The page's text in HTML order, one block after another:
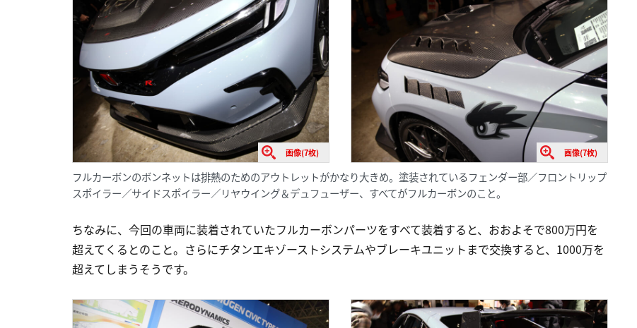
画像(7枚) 画像(7枚)
フルカーボンのボンネットは排熱のためのアウトレットがかなり大きめ。塗装されているフェンダー部／フロントリップ
スポイラー／サイドスポイラー／リヤウイング＆デュフューザー、すべてがフルカーボンのこと。
ちなみに、今回の車両に装着されていたフルカーボンパーツをすべて装着すると、おおよそで800万円を
超えてくるとのこと。さらにチタンエキゾーストシステムやブレーキユニットまで交換すると、1000万を
超えてしまうそうです。